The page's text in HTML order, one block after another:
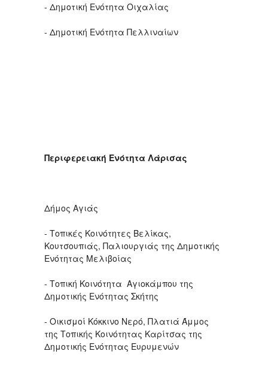
- Δημοτική Ενότητα Οιχαλίας
- Δημοτική Ενότητα Πελλιναίων
Περιφερειακή Ενότητα Λάρισας
Δήμος Αγιάς
- Τοπικές Κοινότητες Βελίκας,
Κουτσουπιάς, Παλιουργιάς της Δημοτικής
Ενότητας Μελιβοίας
- Τοπική Κοινότητα Αγιοκάμπου της
Δημοτικής Ενότητας Σκήτης
- Οικισμοί Κόκκινο Νερό, Πλατιά Άμμος
της Τοπικής Κοινότητας Καρίτσας της
Δημοτικής Ενότητας Ευρυμενών